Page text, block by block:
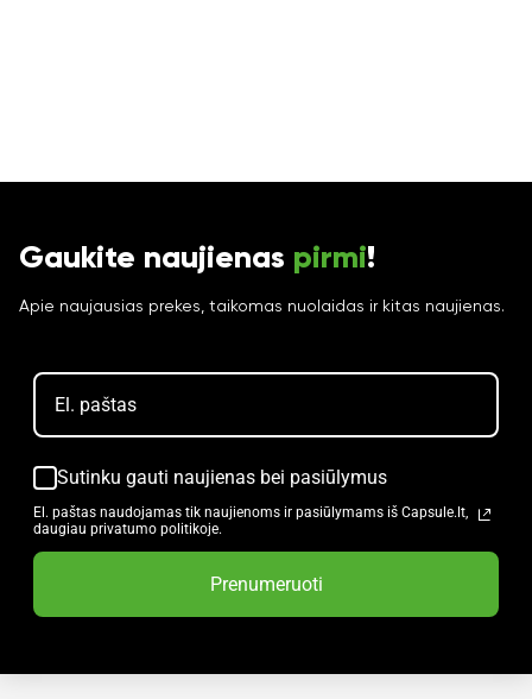
Gaukite naujienas pirmi!
Apie naujausias prekes, taikomas nuolaidas ir kitas naujienas.
Sutinku gauti naujienas bei pasiūlymus
El. paštas naudojamas tik naujienoms ir pasiūlymams iš Capsule.lt,
daugiau privatumo politikoje.
Prenumeruoti